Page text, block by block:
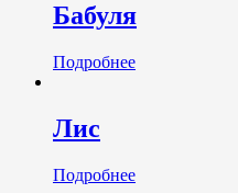
Бабуля
Подробнее
Лис
Подробнее